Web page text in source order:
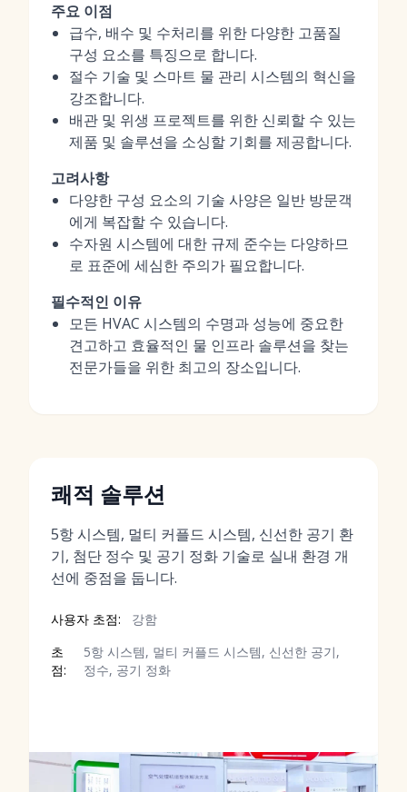
주요 이점
급수, 배수 및 수처리를 위한 다양한 고품질
구성 요소를 특징으로 합니다.
절수 기술 및 스마트 물 관리 시스템의 혁신을
강조합니다.
배관 및 위생 프로젝트를 위한 신뢰할 수 있는
제품 및 솔루션을 소싱할 기회를 제공합니다.
고려사항
다양한 구성 요소의 기술 사양은 일반 방문객
에게 복잡할 수 있습니다.
수자원 시스템에 대한 규제 준수는 다양하므
로 표준에 세심한 주의가 필요합니다.
필수적인 이유
모든 HVAC 시스템의 수명과 성능에 중요한
견고하고 효율적인 물 인프라 솔루션을 찾는
전문가들을 위한 최고의 장소입니다.
쾌적 솔루션
5항 시스템, 멀티 커플드 시스템, 신선한 공기 환
기, 첨단 정수 및 공기 정화 기술로 실내 환경 개
선에 중점을 둡니다.
사용자 초점:
강함
초
점:
5항 시스템, 멀티 커플드 시스템, 신선한 공기,
정수, 공기 정화